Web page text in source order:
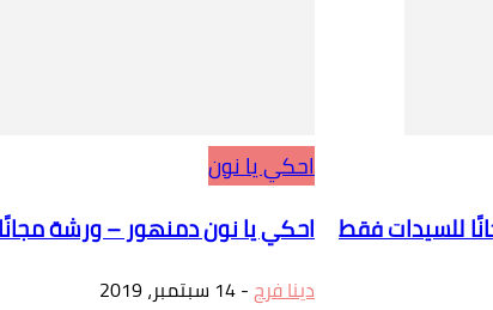
للسيدات فقط
احكي يا نون
احكي يا نون دمنهور – ورشة
دينا فرج-14 سبتمبر، 2019